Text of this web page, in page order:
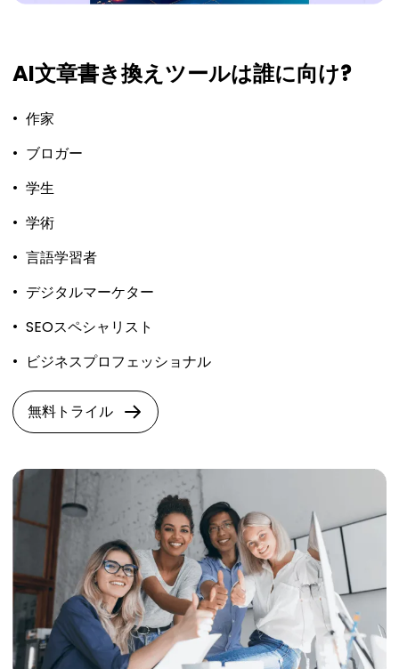
AI文章書き換えツールは誰に向け?
作家
ブロガー
学生
学術
言語学習者
デジタルマーケター
SEOスペシャリスト
ビジネスプロフェッショナル
無料トライル